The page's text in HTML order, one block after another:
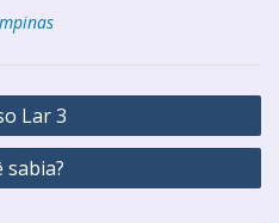
Lar 3
sabia?